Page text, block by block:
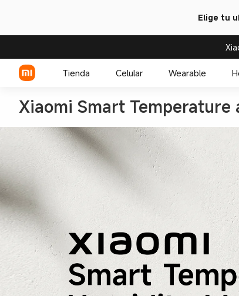
Elige tu
Tienda Celular
Serie Xiaomi
Serie REDMI
Wearable
Over-ear headphone
Xiaomi Smart